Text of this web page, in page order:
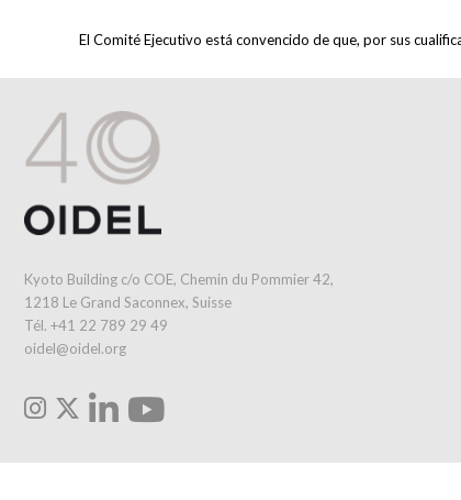
El Comité Ejecutivo está convencido de que, por sus
Kyoto Building c/o COE, Chemin du Pommier 42,
1218 Le Grand Saconnex, Suisse
Tél. +41 22 789 29 49
oidel@oidel.org